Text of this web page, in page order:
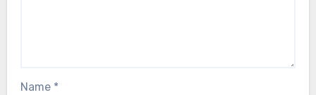
Name *